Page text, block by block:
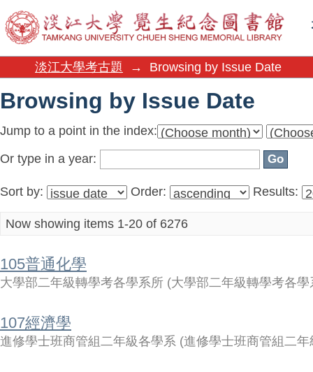
Browsing by Issue Date
淡江大學考古題 → Browsing by Issue Date
Browsing by Issue Date
Jump to a point in the index:
Or type in a year:
Sort by: Order: Results:
Now showing items 1-20 of 6276
105普通化學
大學部二年級轉學考各學系所 (大學部二年級轉學考各學
107經濟學
進修學士班商管組二年級各學系 (進修學士班商管組二年